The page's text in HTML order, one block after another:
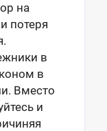
на
потеря
в
в
Вместо
и